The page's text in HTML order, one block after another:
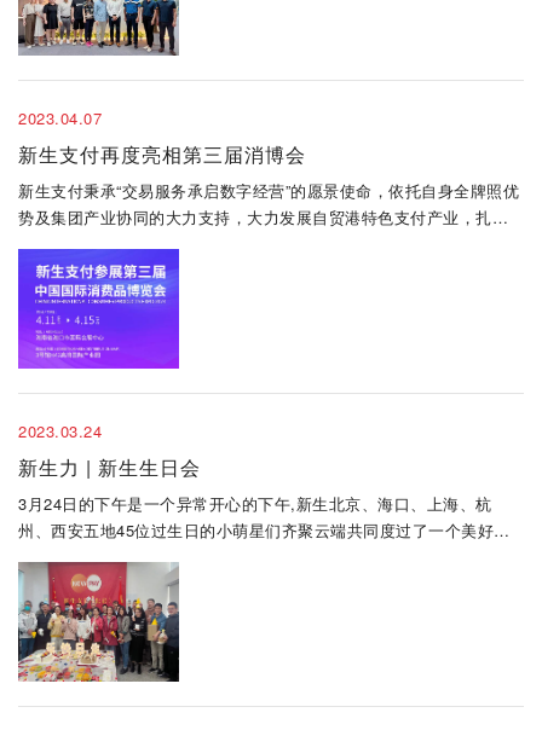
总经理助理..
2023.04.07
新生支付再度亮相第三届消博会
新生支付秉承“交易服务承启数字经营”的愿景使命，依托自身全牌照优
势及集团产业协同的大力支持，大力发展自贸港特色支付产业，扎根
海南、建设海南，致力于打造海南第一支付平台，助力海南自贸港金
融基础设施建设。此次参展已是新生支付第三次亮相消博会
2023.03.24
新生力 | 新生生日会
3月24日的下午是一个异常开心的下午,新生北京、海口、上海、杭
州、西安五地45位过生日的小萌星们齐聚云端共同度过了一个美好而
难忘的生日会,生日会伊始,我们冰雪聪慧的敏姐姐与帅气沉稳的明哥哥
就为各位过生日的小萌星们送上了大大的祝福。